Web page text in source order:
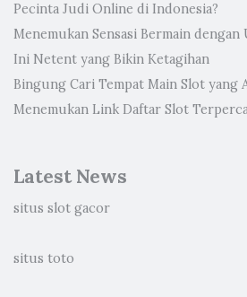
Pecinta Judi Online di Indonesia?
Menemukan Sensasi Bermain
Ini Netent yang Bikin Ketagihan
Bingung Cari Tempat Main Slot yang
Menemukan Link Daftar Slot
Latest News
situs slot gacor
situs toto